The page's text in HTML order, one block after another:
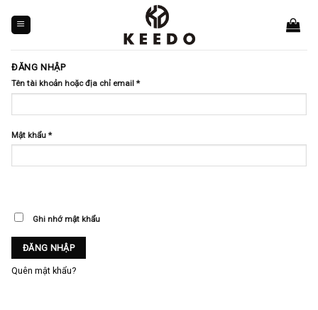
content
ĐĂNG NHẬP
Tên tài khoản hoặc địa chỉ email *
Mật khẩu *
Ghi nhớ mật khẩu
ĐĂNG NHẬP
Quên mật khẩu?